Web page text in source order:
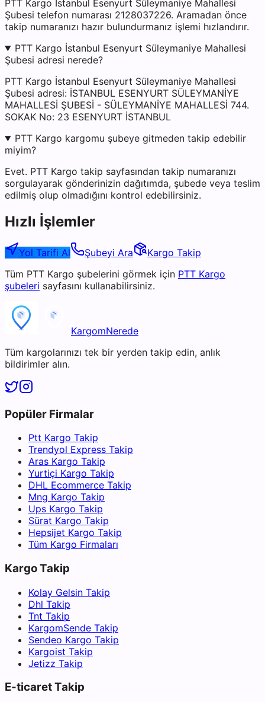
PTT Kargo İstanbul Esenyurt Süleymaniye Mahallesi
Şubesi telefon numarası 2128037226. Aramadan önce
takip numaranızı hazır bulundurmanız işlemi hızlandırır.
PTT Kargo İstanbul Esenyurt Süleymaniye Mahallesi
Şubesi adresi nerede?
PTT Kargo İstanbul Esenyurt Süleymaniye Mahallesi
Şubesi adresi: İSTANBUL ESENYURT SÜLEYMANİYE
MAHALLESİ ŞUBESİ - SÜLEYMANİYE MAHALLESİ 744.
SOKAK No: 23 ESENYURT İSTANBUL
PTT Kargo kargomu şubeye gitmeden takip edebilir
miyim?
Evet. PTT Kargo takip sayfasından takip numaranızı
sorgulayarak gönderinizin dağıtımda, şubede veya teslim
edilmiş olup olmadığını kontrol edebilirsiniz.
Hızlı İşlemler
Yol Tarifi Al Şubeyi Ara
Kargo Takip
Tüm PTT Kargo şubelerini görmek için PTT Kargo
şubeleri sayfasını kullanabilirsiniz.
KargomNerede
Tüm kargolarınızı tek bir yerden takip edin, anlık
bildirimler alın.
Popüler Firmalar
Ptt Kargo Takip
Trendyol Express Takip
Aras Kargo Takip
Yurtiçi Kargo Takip
DHL Ecommerce Takip
Mng Kargo Takip
Ups Kargo Takip
Sürat Kargo Takip
Hepsijet Kargo Takip
Tüm Kargo Firmaları
Kargo Takip
Kolay Gelsin Takip
Dhl Takip
Tnt Takip
KargomSende Takip
Sendeo Kargo Takip
Kargoist Takip
Jetizz Takip
E-ticaret Takip